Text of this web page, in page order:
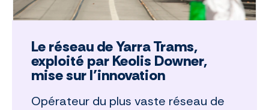
Le réseau de Yarra Trams,
exploité par Keolis Downer,
mise sur l’innovation
Opérateur du plus vaste réseau de